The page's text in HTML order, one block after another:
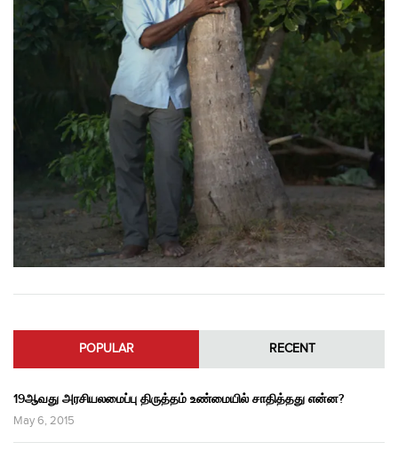
POPULAR RECENT
19ஆவது அரசியலமைப்பு திருத்தம் உண்மையில் சாதித்தது என்ன?
May 6, 2015